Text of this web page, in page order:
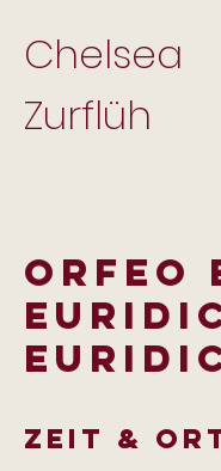
Chelsea
Zurflüh
ORFEO
Zeit &